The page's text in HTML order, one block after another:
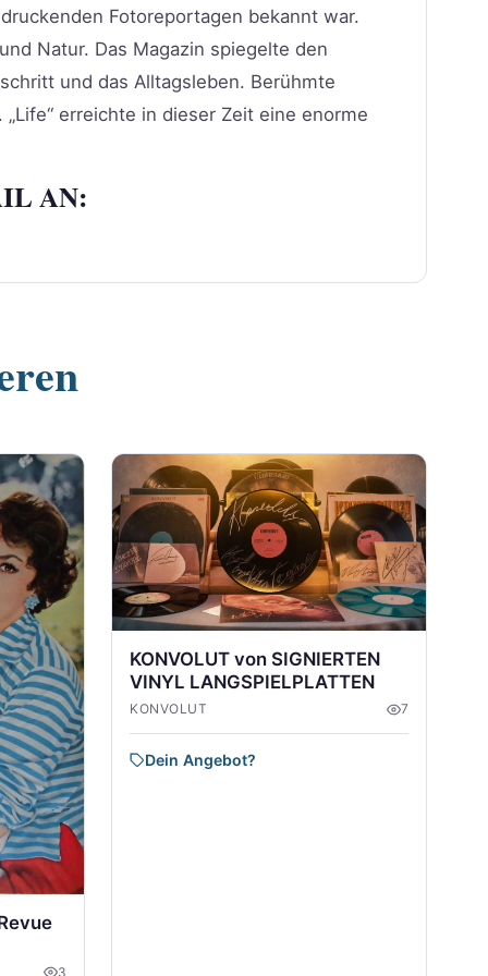
Fotoreportagen bekannt war.
Natur. Das Magazin spiegelte den
und das Alltagsleben. Berühmte
erreichte in dieser Zeit eine enorme
AN:
3
KONVOLUT von SIGNIERTEN
VINYL LANGSPIELPLATTEN
KONVOLUT 7
Dein Angebot?